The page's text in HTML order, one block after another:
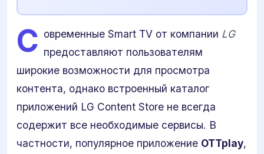
С овременные Smart TV от компании LG
предоставляют пользователям
широкие возможности для просмотра
контента, однако встроенный каталог
приложений LG Content Store не всегда
содержит все необходимые сервисы. В
частности, популярное приложение OTTplay,